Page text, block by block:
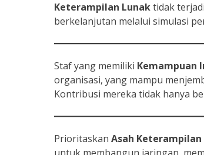
Keterampilan Lunaktidak
berkelanjutan melalui simulasi
Staf yang memiliki Kemampuan
organisasi, yang mampu
Kontribusi mereka tidak hanya
Prioritaskan Asah Keterampilan